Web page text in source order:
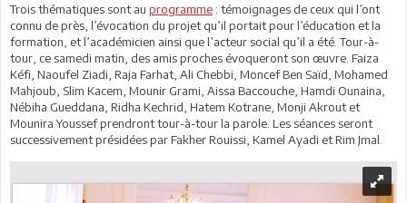
Trois thématiques sont au programme : témoignages de ceux qui l’ont
connu de près, l’évocation du projet qu’il portait pour l’éducation et la
formation, et l’académicien ainsi que l’acteur social qu’il a été. Tour-à-
tour, ce samedi matin, des amis proches évoqueront son œuvre. Faiza
Kéfi, Naoufel Ziadi, Raja Farhat, Ali Chebbi, Moncef Ben Saïd, Mohamed
Mahjoub, Slim Kacem, Mounir Grami, Aissa Baccouche, Hamdi Ounaina,
Nébiha Gueddana, Ridha Kechrid, Hatem Kotrane, Monji Akrout et
Mounira Youssef prendront tour-à-tour la parole. Les séances seront
successivement présidées par Fakher Rouissi, Kamel Ayadi et Rim Jmal.